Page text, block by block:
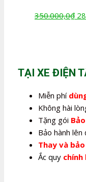
350.000,0₫
TẠI XE ĐIỆN
Miễn phí
Không hài
Tặng gói
Bảo hành lên
Thay và
Ắc quy chính